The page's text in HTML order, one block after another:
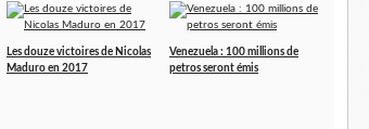
Les douze victoires de Nicolas
Maduro en 2017
Venezuela : 100 millions de
petros seront émis